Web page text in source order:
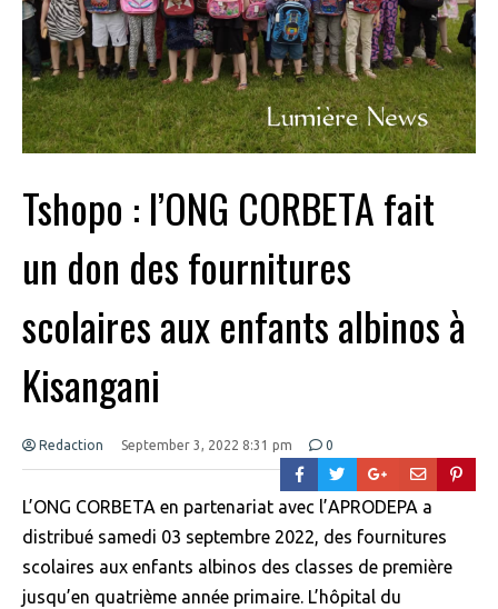
Tshopo : l’ONG CORBETA fait
un don des fournitures
scolaires aux enfants albinos à
Kisangani
Redaction September 3, 2022 8:31 pm 0
L’ONG CORBETA en partenariat avec l’APRODEPA a
distribué samedi 03 septembre 2022, des fournitures
scolaires aux enfants albinos des classes de première
jusqu’en quatrième année primaire. L’hôpital du